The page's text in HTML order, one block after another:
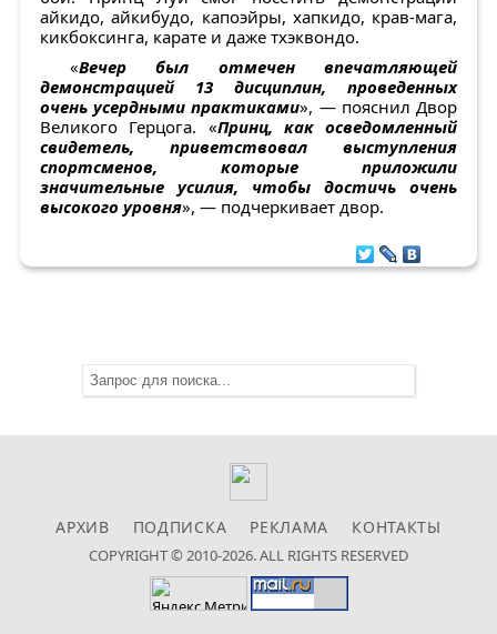
айкидо, айкибудо, капоэйры, хапкидо, крав-мага,
кикбоксинга, карате и даже тхэквондо.
«Вечер был отмечен впечатляющей
демонстрацией 13 дисциплин, проведенных
очень усердными практиками», — пояснил Двор
Великого Герцога. «Принц, как осведомленный
свидетель, приветствовал выступления
спортсменов, которые приложили
значительные усилия, чтобы достичь очень
высокого уровня», — подчеркивает двор.
АРХИВ ПОДПИСКА РЕКЛАМА КОНТАКТЫ
COPYRIGHT © 2010-2026. ALL RIGHTS RESERVED